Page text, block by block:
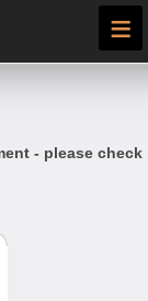
≡
- please